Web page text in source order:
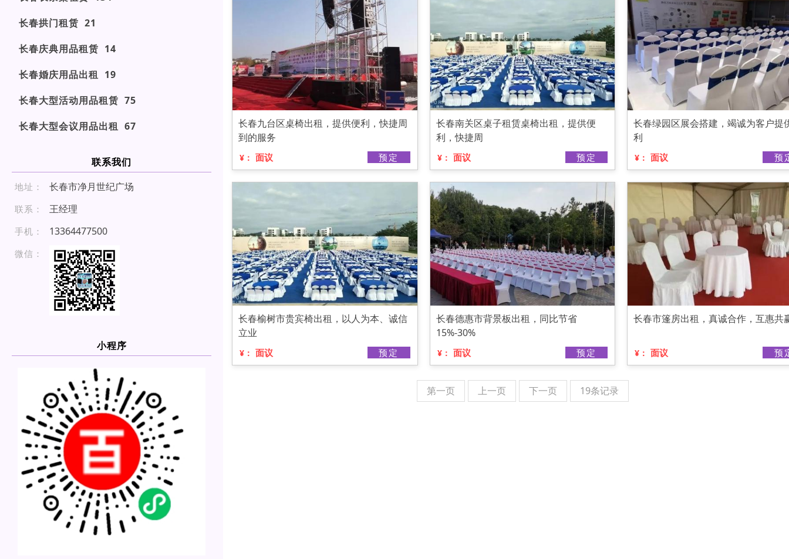
长春拱门租赁 21
长春庆典用品租赁 14
长春婚庆用品出租 19
长春大型活动用品租赁 75
长春大型会议用品出租 67
联系我们
地址： 长春市净月世纪广场
联系： 王经理
手机： 1 33 64 477 500
微信：
小程序
长春九台区桌椅出租，提供便利，快捷周
到的服务
¥： 面议 预定
长春南关区桌子租赁桌椅出租，提供便
利，快捷周
¥： 面议 预定
长春绿园区展会搭建，竭诚为客户提
利
¥： 面议 预
长春榆树市贵宾椅出租，以人为本、诚信
立业
¥： 面议 预定
长春德惠市背景板出租，同比节省
15%-30%
¥： 面议 预定
长春市篷房出租，真诚合作，互惠共
¥： 面议 预
第一页 上一页 下一页 19条记录